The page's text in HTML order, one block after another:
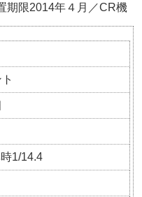
期限2014年４月／CR機
1/14.4